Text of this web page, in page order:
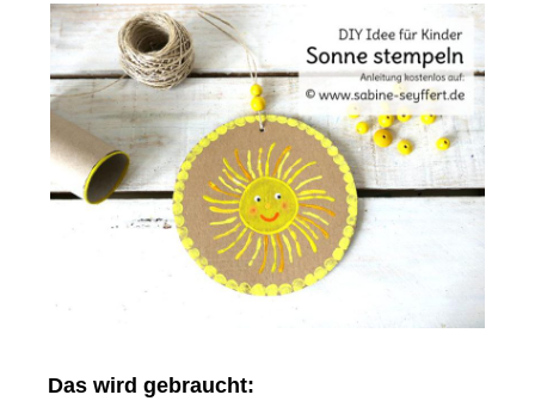
Das wird gebraucht: